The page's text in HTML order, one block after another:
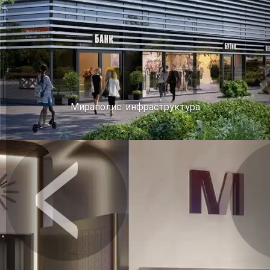
Мираполис. инфраструктура